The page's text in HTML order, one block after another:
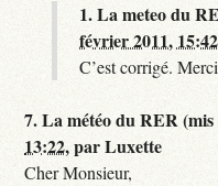
1.La meteo du
février 2011, 15:42
C’est corrigé.
7.La météo du RER
13:22,parLuxette
Cher Monsieur,